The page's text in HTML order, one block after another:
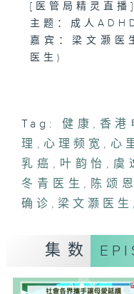
[医管局精灵直播]
主题：成人
嘉宾：梁文灏医
医生)
主题：心理频宽
嘉宾：陈颂恩博
1400-1500
嘉宾：陈冬青医
Tag: 健康 , 香港
理 , 心理频宽 , 心
乳癌 , 叶韵怡 , 虞
冬青医生 , 陈颂
确诊 ,梁文灏医生
集数